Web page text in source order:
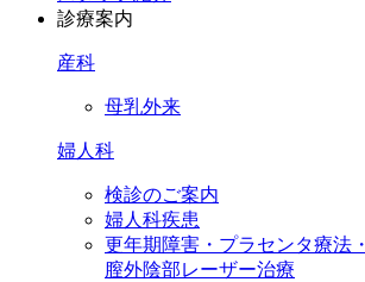
診療案内
産科
母乳外来
婦人科
検診のご案内
婦人科疾患
更年期障害・プラセンタ療法・
膣外陰部レーザー治療